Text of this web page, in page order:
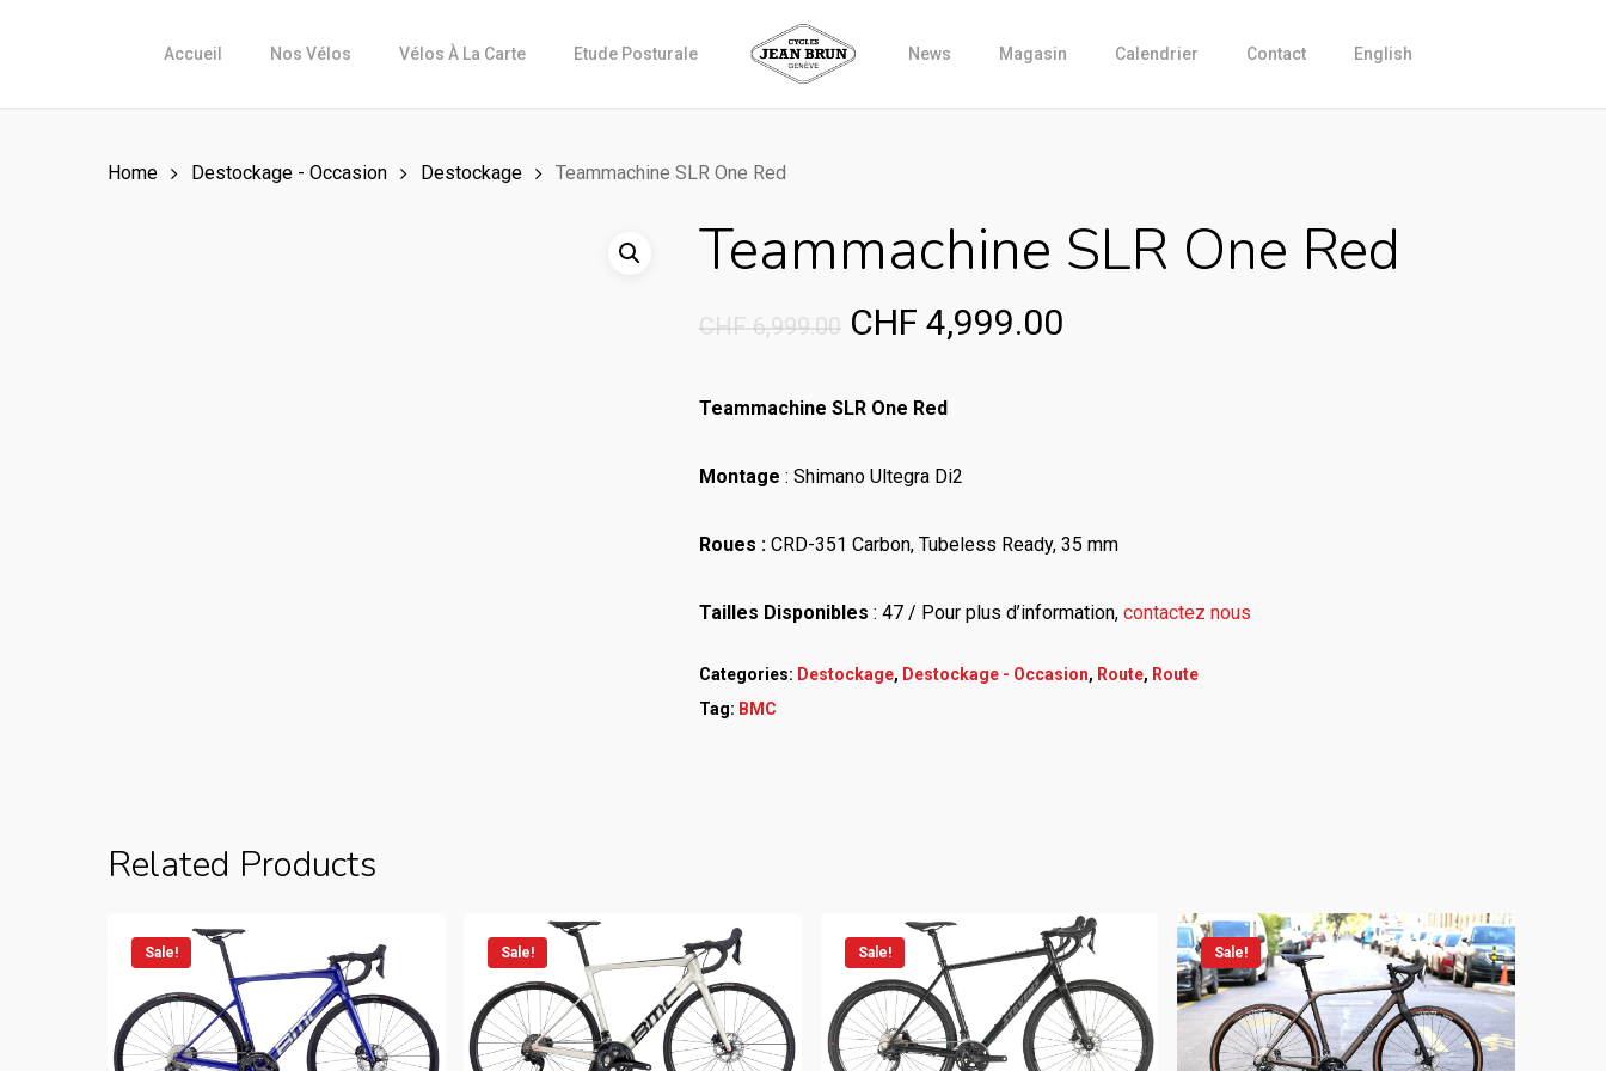
Accueil Nos Vélos Vélos À La Carte Etude Posturale News Magasin Calendrier Contact English
Home Destockage - Occasion Destockage Teammachine SLR One Red
Teammachine SLR One Red
CHF6,999.00 Original
was:
CHF 6,999.00.
CHF 4,999.00Current
Teammachine SLR One Red
Montage : Shimano Ultegra Di2
Roues :CRD-351 Carbon, Tubeless Ready, 35 mm
Tailles Disponibles : 47 / Pour plus d’information, contactez nous
Categories: Destockage, Destockage - Occasion, Route, Route
Tag: BMC
Related Products
Sale! Sale! Sale! Sale!